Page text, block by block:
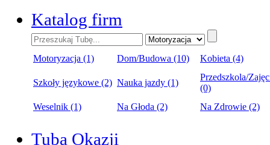
Katalog firm
Motoryzacja (1) Dom/Budowa (10) Kobieta (4)
Szkoły językowe (2) Nauka jazdy (1)
Przedszkola/
(0)
Weselnik (1)
Na Głoda (2) Na Zdrowie (2)
Tuba Okazji